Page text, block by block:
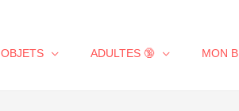
OBJETS ADULTES 🔞 MON